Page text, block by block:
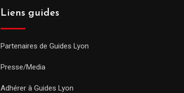
Liens guides
Partenaires de Guides Lyon
Presse/Media
Adhérer à Guides Lyon